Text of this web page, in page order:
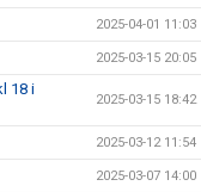
2025-04-01 11:03
2025-03-15 20:05
18 i
2025-03-15 18:42
2025-03-12 11:54
2025-03-07 14:00